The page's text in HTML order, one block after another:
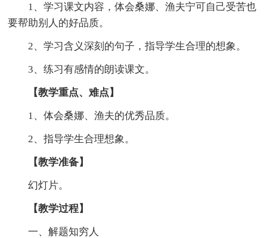
1、学习课文内容，体会桑娜、渔夫宁可自己受苦也
要帮助别人的好品质。
2、学习含义深刻的句子，指导学生合理的想象。
3、练习有感情的朗读课文。
【教学重点、难点】
1、体会桑娜、渔夫的优秀品质。
2、指导学生合理想象。
【教学准备】
幻灯片。
【教学过程】
一、解题知穷人